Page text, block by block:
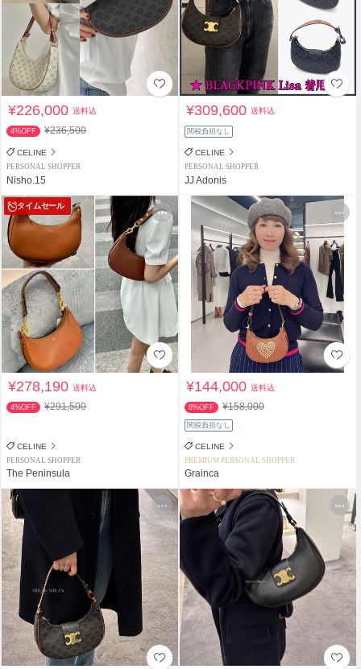
¥226,000送料込
4%OFF ¥236,500
CELINE
PERSONAL SHOPPER
Nisho.15
¥309,600送料込
関税負担なし
CELINE
PERSONAL SHOPPER
JJ Adonis
タイムセール
¥278,190送料込
4%OFF ¥291,500
CELINE
PERSONAL SHOPPER
The Peninsula
¥144,000送料込
8%OFF ¥158,000
関税負担なし
CELINE
PREMIUM PERSONAL SHOPPER
Grainca